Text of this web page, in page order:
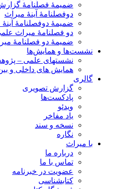
ضمیمۀ فصلنامۀ
دوفصلنامۀ آینۀ میراث
ضمیمۀ دوفصلنامۀ
دو فصلنامۀ میراث
ضمیمۀ دو فصلنامۀ
نشست‌ها و همایش‌ها
نشستهای علمی –
همایش های داخلی و
گالری
گزارش تصویری
پادکست‌ها
ویدئو
یاد مفاخر
نسخه و سند
نگاره
با میراث
درباره ما
تماس با ما
عضویت در خبرنامه
کتابشناسی